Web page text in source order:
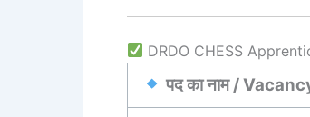
DRDO CHESS
पद का नाम /